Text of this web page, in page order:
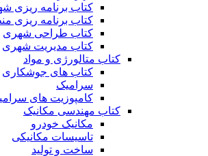
کتاب برنامه ریزی
کتاب برنامه ریزی
کتاب طراحی شهری
کتاب مدیریت شهری
کتاب متالورژی و مواد
کتاب های جوشکاری
سرامیک
کامپوزیت های
کتاب مهندسی مکانیک
مکانیک خودرو
تاسیسات مکانیکی
ساخت و تولید